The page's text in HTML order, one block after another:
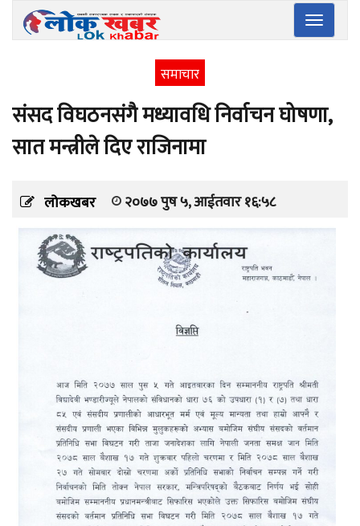
Toggle
समाचार
संसद विघठनसंगै मध्यावधि निर्वाचन घोषणा,
सात मन्त्रीले दिए राजिनामा
लोकखबर २०७७ पुष ५, आईतवार १६:५८